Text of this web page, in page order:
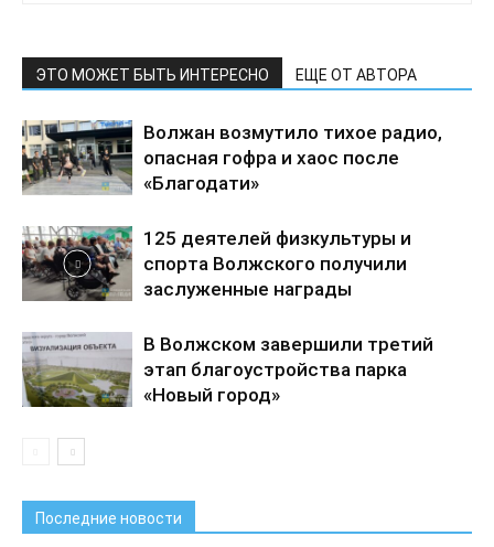
ЭТО МОЖЕТ БЫТЬ ИНТЕРЕСНО ЕЩЕ ОТ АВТОРА
Волжан возмутило тихое радио,
опасная гофра и хаос после
«Благодати»
125 деятелей физкультуры и
спорта Волжского получили
заслуженные награды
В Волжском завершили третий
этап благоустройства парка
«Новый город»
Последние новости